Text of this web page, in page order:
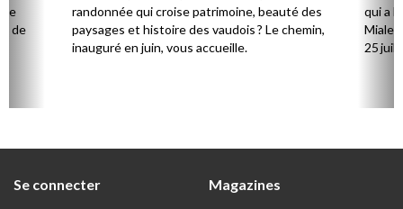
de
randonnée qui croise patrimoine, beauté des
paysages et histoire des vaudois ? Le chemin,
inauguré en juin, vous accueille.
qui a
25
Se connecter
Magazines